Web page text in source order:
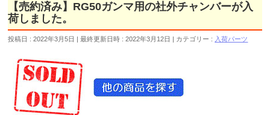
【売約済み】RG50ガンマ用の社外チャンバーが入
荷しました。
投稿日 : 2022年3月5日 最終更新日時 : 2022年3月12日 カテゴリー : 入荷パーツ